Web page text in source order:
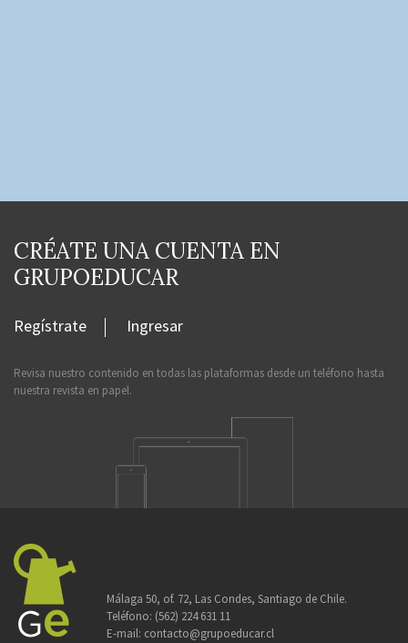
CRÉATE UNA CUENTA EN
GRUPOEDUCAR
Regístrate Ingresar
Revisa nuestro contenido en todas las plataformas desde un teléfono hasta
nuestra revista en papel.
Málaga 50, of. 72, Las Condes, Santiago de Chile.
Teléfono: (562) 224 631 11
E-mail: contacto@grupoeducar.cl